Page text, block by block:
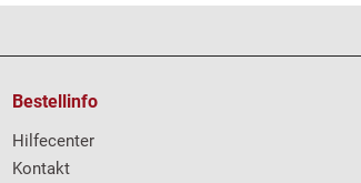
Bestellinfo
Hilfecenter
Kontakt